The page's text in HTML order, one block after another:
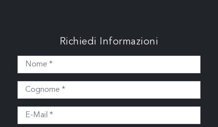
Richiedi Informazioni